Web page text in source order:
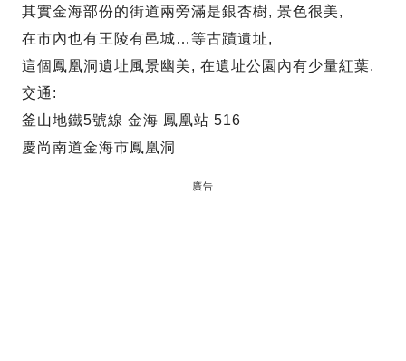
其實金海部份的街道兩旁滿是銀杏樹, 景色很美,
在市內也有王陵有邑城…等古蹟遺址,
這個鳳凰洞遺址風景幽美, 在遺址公園內有少量紅葉.
交通:
釜山地鐵5號線 金海 鳳凰站 516
慶尚南道金海市鳳凰洞
廣告